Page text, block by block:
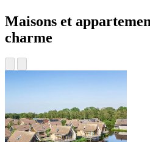
Maisons et
charme